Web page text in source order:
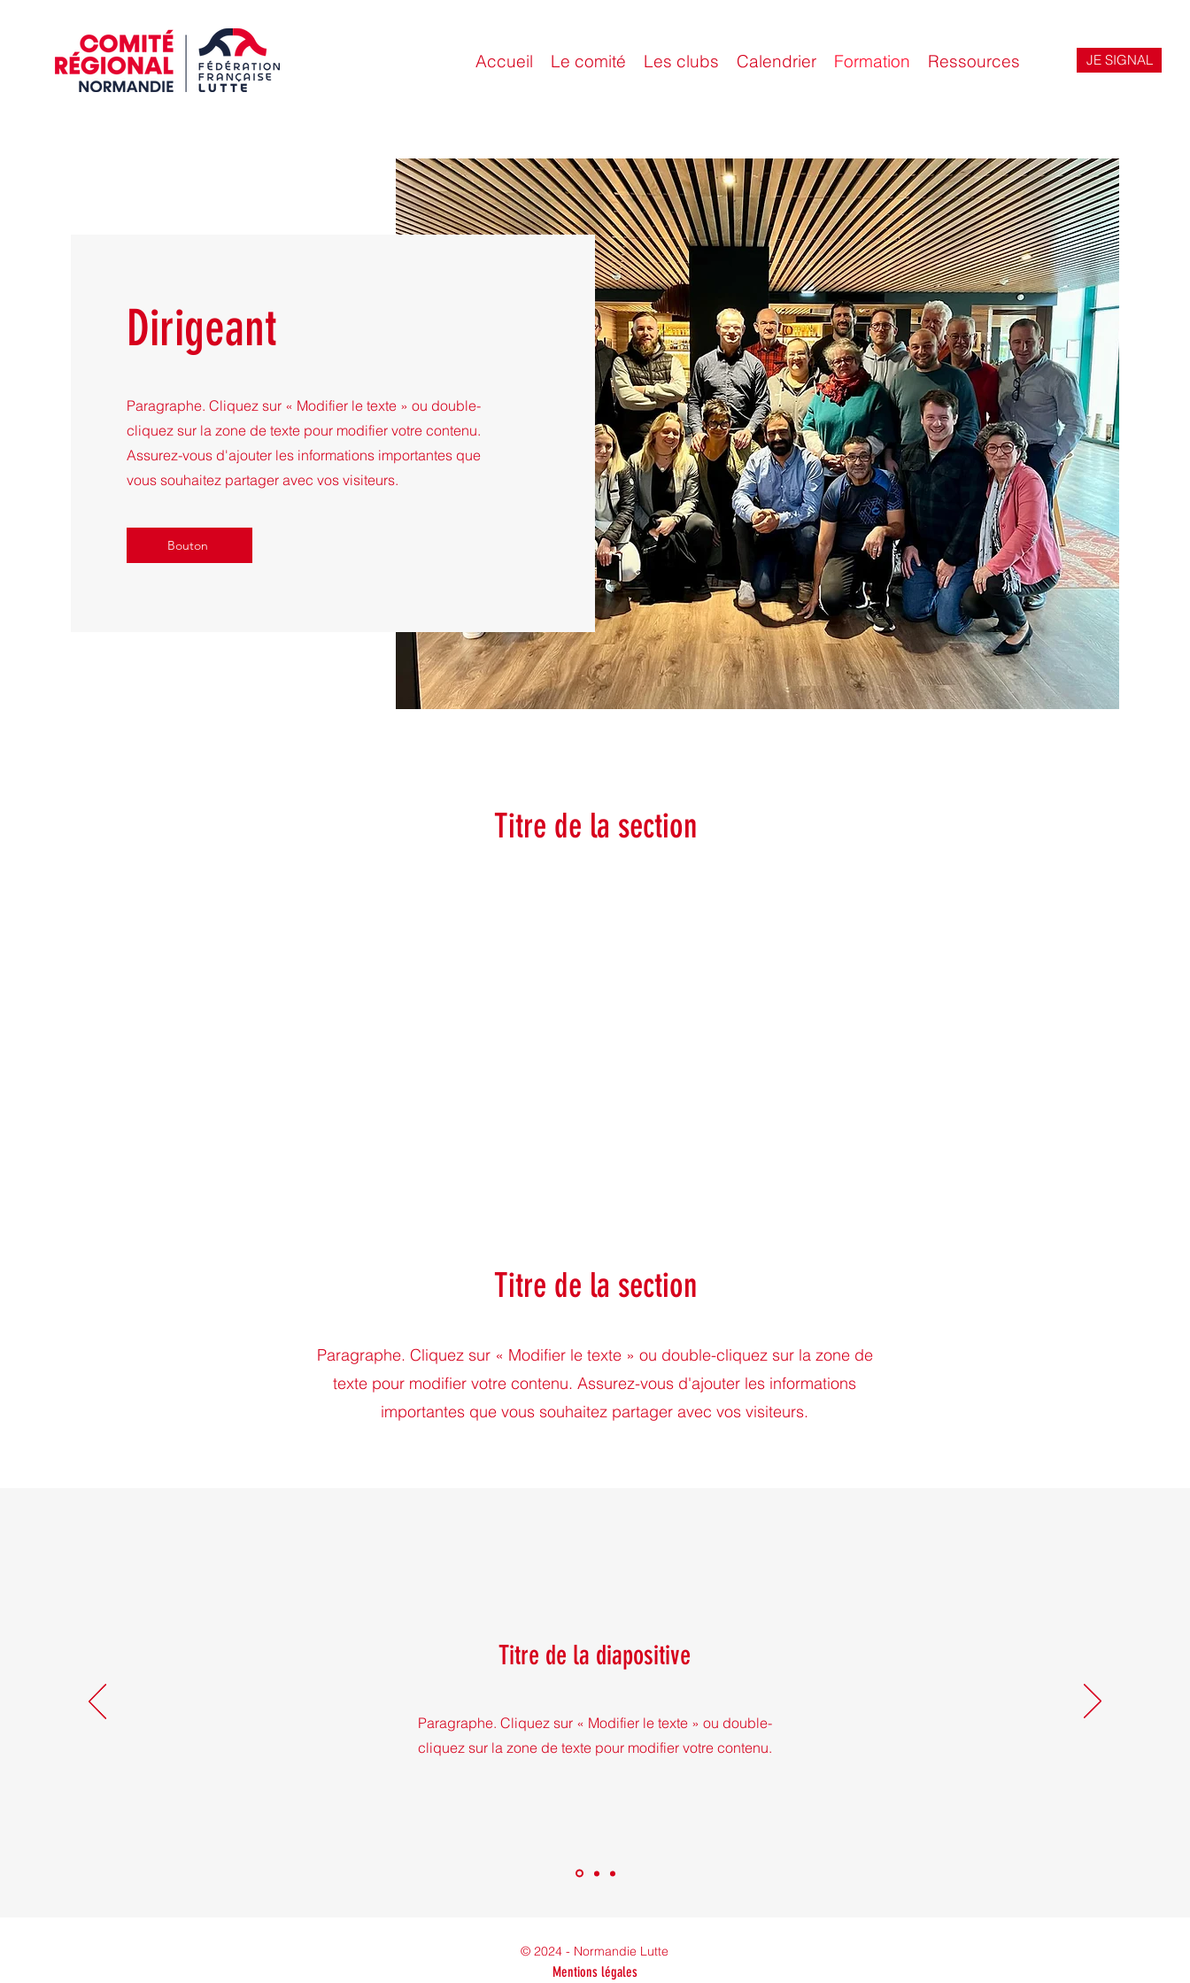
Accueil Le comité Les clubs Calendrier Formation Ressources JE SIGNAL
Dirigeant
Paragraphe. Cliquez sur « Modifier le texte » ou double-
cliquez sur la zone de texte pour modifier votre contenu.
Assurez-vous d'ajouter les informations importantes que
vous souhaitez partager avec vos visiteurs.
Bouton
Titre de la section
Titre de la section
Paragraphe. Cliquez sur « Modifier le texte » ou double-cliquez sur la zone de
texte pour modifier votre contenu. Assurez-vous d'ajouter les informations
importantes que vous souhaitez partager avec vos visiteurs.
Titre de la diapositive
Paragraphe. Cliquez sur « Modifier le texte » ou double-
cliquez sur la zone de texte pour modifier votre contenu.
© 2024 - Normandie Lutte
Mentions légales